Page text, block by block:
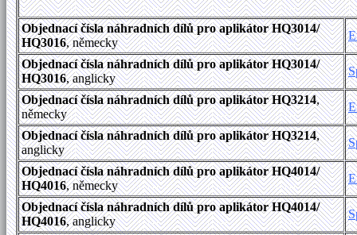
Objednací čísla náhradních dílů pro aplikátor HQ3014/
HQ3016, německy
Objednací čísla náhradních dílů pro aplikátor HQ3014/
HQ3016, anglicky
Objednací čísla náhradních dílů pro aplikátor HQ3214,
německy
Objednací čísla náhradních dílů pro aplikátor HQ3214,
anglicky
Objednací čísla náhradních dílů pro aplikátor HQ4014/
HQ4016, německy
Objednací čísla náhradních dílů pro aplikátor HQ4014/
HQ4016, anglicky